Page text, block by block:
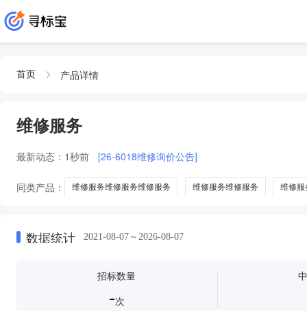
首页 产品详情
维修服务
最新动态： 1秒前 [26-6018维修询价公告]
同类产品： 维修服务维修服务维修服务 维修服务维修服务 维修服
数据统计 2021-08-07～2026-08-07
招标数量
-次